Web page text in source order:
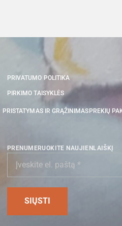
PRIVATUMO POLITIKA
PIRKIMO TAISYKLĖS
PRISTATYMAS IR GRĄŽINIMAS PREKIŲ
PRENUMERUOKITE NAUJIENLAIŠKĮ